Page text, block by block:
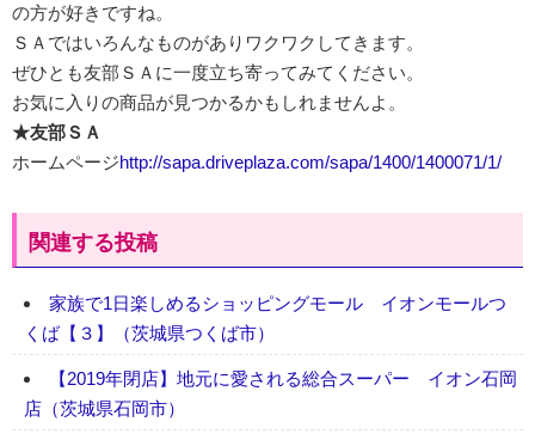
の方が好きですね。
ＳＡではいろんなものがありワクワクしてきます。
ぜひとも友部ＳＡに一度立ち寄ってみてください。
お気に入りの商品が見つかるかもしれませんよ。
★友部ＳＡ
ホームページhttp://sapa.driveplaza.com/sapa/1400/1400071/1/
関連する投稿
家族で1日楽しめるショッピングモール イオンモールつ
くば【３】（茨城県つくば市）
【2019年閉店】地元に愛される総合スーパー イオン石岡
店（茨城県石岡市）